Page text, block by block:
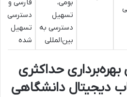
بومی،
تسهیل
دسترسی به
بین‌المللی
فارسی و
دسترسی
تسهیل
شده
حداکثری
دیجیتال دانشگاهی